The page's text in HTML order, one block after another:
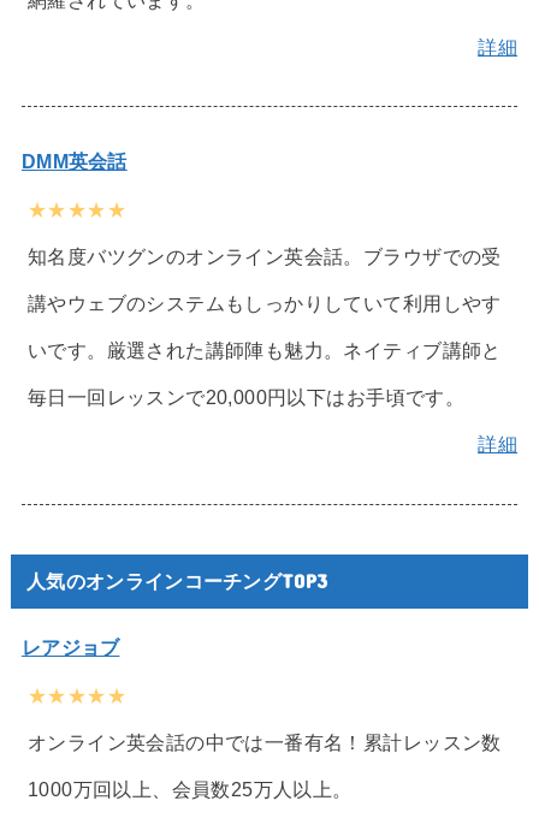
詳細
DMM英会話
★★★★★
知名度バツグンのオンライン英会話。ブラウザでの受
講やウェブのシステムもしっかりしていて利用しやす
いです。厳選された講師陣も魅力。ネイティブ講師と
毎日一回レッスンで20,000円以下はお手頃です。
詳細
人気のオンラインコーチングTOP3
レアジョブ
★★★★★
オンライン英会話の中では一番有名！累計レッスン数
1000万回以上、会員数25万人以上。